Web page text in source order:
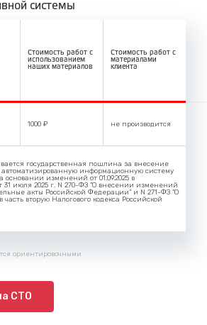
системы
Стоимость работ с
использованием
наших материалов
Стоимость работ с
материалами
клиента
1000 ₽ не производится
государственная пошлина за внесение
информационную систему
основании изменений от 01.09.2025 в
31 июля 2025 г. N 270-ФЗ "О внесении изменений
акты Российской Федерации" и N 271-ФЗ "О
вторую Налогового кодекса Российской
СТО
ориентировочными